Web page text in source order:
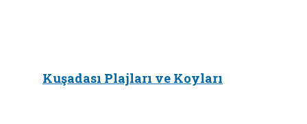
Kuşadası Plajları ve Koyları